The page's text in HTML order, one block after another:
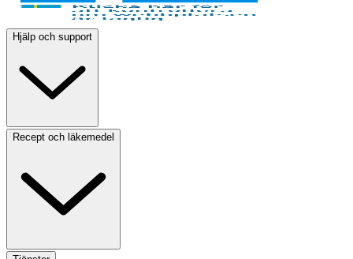
Hjälp och support
Recept och läkemedel